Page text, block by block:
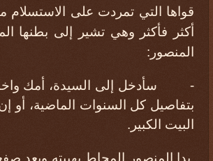
قواها التي تمردت على الاستسلام
أكثر فأكثر وهي تشير إلى بطنها
المنصور:
- سأدخل إلى السيدة، أمك
بتفاصيل كل السنوات الماضية،
البيت الكبير.
بدا المنصور المحاط بهيبته وبعد